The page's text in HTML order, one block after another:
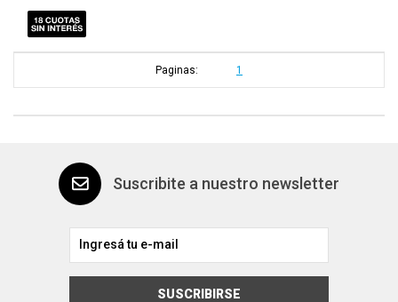
Paginas: 1
Suscribite a nuestro newsletter
SUSCRIBIRSE